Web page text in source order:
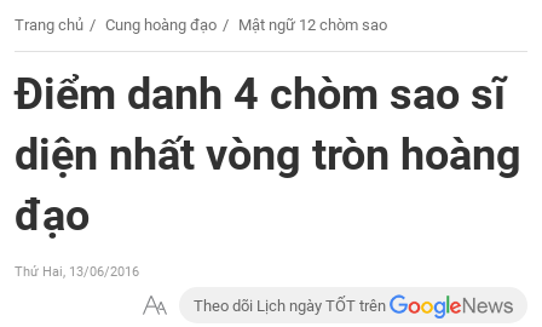
Trang chủ Cung hoàng đạo Mật ngữ 12 chòm sao
Điểm danh 4 chòm sao sĩ
diện nhất vòng tròn hoàng
đạo
Thứ Hai, 13/06/2016
Theo dõi Lịch ngày TỐT trên